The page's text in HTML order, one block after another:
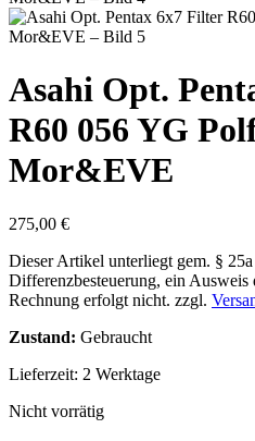
Asahi Opt.
R60 056 YG
Mor&EVE
275,00 €
Dieser Artikel unterliegt gem. §
Differenzbesteuerung, ein Ausweis
Rechnung erfolgt nicht. zzgl.
Zustand: Gebraucht
Lieferzeit: 2 Werktage
Nicht vorrätig